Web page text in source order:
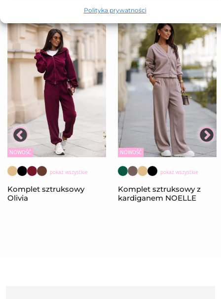
Polityka prywatności
NOWOŚĆ
pokaż wszystkie
Komplet sztruksowy
Olivia
NOWOŚĆ
pokaż wszystkie
Komplet sztruksowy z
kardiganem NOELLE